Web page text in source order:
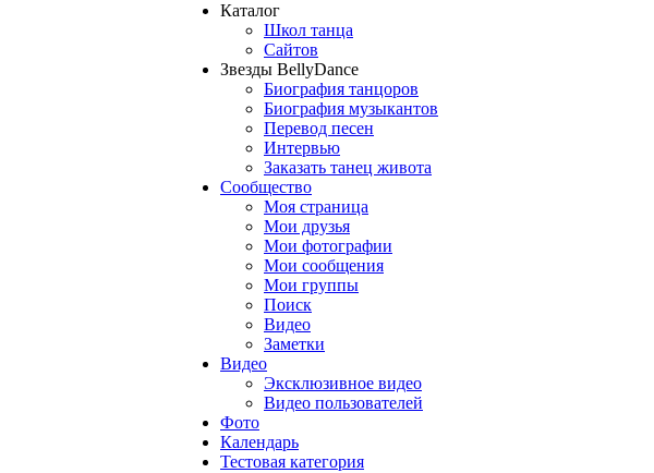
Каталог
Школ танца
Сайтов
Звезды BellyDance
Биография танцоров
Биография музыкантов
Перевод песен
Интервью
Заказать танец живота
Сообщество
Моя страница
Мои друзья
Мои фотографии
Мои сообщения
Мои группы
Поиск
Видео
Заметки
Видео
Эксклюзивное видео
Видео пользователей
Фото
Календарь
Тестовая категория